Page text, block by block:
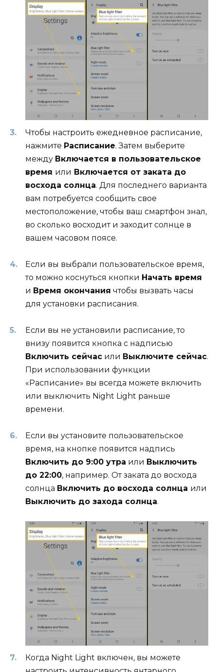
Чтобы настроить ежедневное расписание,
нажмите Расписание. Затем выберите
между Включается в пользовательское
время или Включается от заката до
восхода солнца. Для последнего варианта
вам потребуется сообщить свое
местоположение, чтобы ваш смартфон знал,
во сколько восходит и заходит солнце в
вашем часовом поясе.
Если вы выбрали пользовательское время,
то можно коснуться кнопки Начать время
и Время окончания чтобы вызвать часы
для установки расписания.
Если вы не установили расписание, то
внизу появится кнопка с надписью
Включить сейчас или Выключите сейчас.
При использовании функции
«Расписание» вы всегда можете включить
или выключить Night Light раньше
времени.
Если вы установите пользовательское
время, на кнопке появится надпись
Включить до 9:00 утра или Выключить
до 22:00, например. От заката до восхода
солнца Включить до восхода солнца или
Выключить до захода солнца.
Когда Night Light включен, вы можете